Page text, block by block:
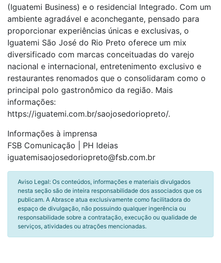
(Iguatemi Business) e o residencial Integrado. Com um
ambiente agradável e aconchegante, pensado para
proporcionar experiências únicas e exclusivas, o
Iguatemi São José do Rio Preto oferece um mix
diversificado com marcas conceituadas do varejo
nacional e internacional, entretenimento exclusivo e
restaurantes renomados que o consolidaram como o
principal polo gastronômico da região. Mais
informações:
https://iguatemi.com.br/saojosedoriopreto/.
Informações à imprensa
FSB Comunicação | PH Ideias
iguatemisaojosedoriopreto@fsb.com.br
Aviso Legal: Os conteúdos, informações e materiais divulgados
nesta seção são de inteira responsabilidade dos associados que os
publicam. A Abrasce atua exclusivamente como facilitadora do
espaço de divulgação, não possuindo qualquer ingerência ou
responsabilidade sobre a contratação, execução ou qualidade de
serviços, atividades ou atrações mencionadas.